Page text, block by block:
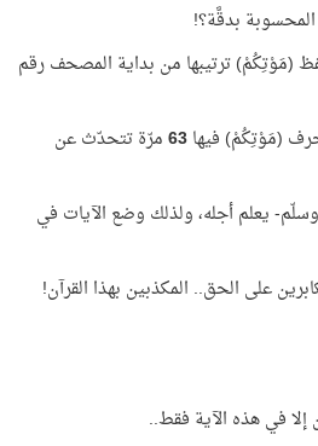
بدقَّة؟!
(مَوْتِكُمْ) ترتيبها من بداية المصحف رقم
(مَوْتِكُمْ) فيها63مرّة تتحدّث عن
يعلم أجله، ولذلك وضع الآيات في
على الحق.. المكذبين بهذا القرآن!
في هذه الآية فقط..